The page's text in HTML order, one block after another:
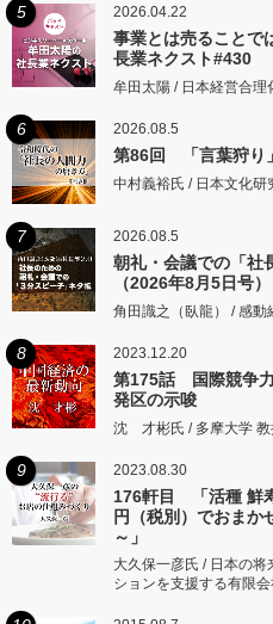
5 2026.04.22
事業とは売ることで
長業ネクスト#430
牟田太陽 / 日本経営合理
6 2026.08.5
第86回 「言葉狩り」
中村義裕氏 / 日本文化研
7 2026.08.5
朝礼・会議での「社
（2026年8月5日号）
角田識之（臥龍） / 感動
8 2023.12.20
第175話 国際競争
発区の示唆
沈 才彬氏 / 多摩大学 教
9 2023.08.30
176軒目 「活種 鮮
円（税別）でおまか
～」
大久保一彦氏 / 日本の
ションを支援する有限